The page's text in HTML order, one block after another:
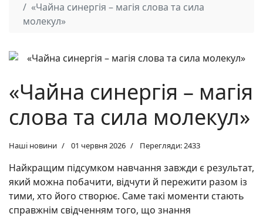
«Чайна синергія – магія слова та сила
молекул»
«Чайна синергія – магія
слова та сила молекул»
Наші новини 01 червня 2026 Перегляди: 2433
Найкращим підсумком навчання завжди є результат,
який можна побачити, відчути й пережити разом із
тими, хто його створює. Саме такі моменти стають
справжнім свідченням того, що знання